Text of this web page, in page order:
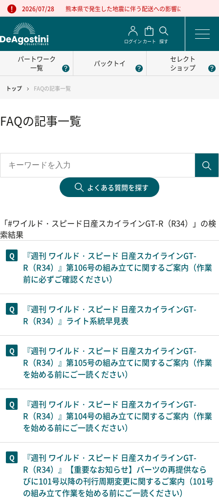
2026/07/28 熊本県で発生した地震に伴う配送への影響について
ログイン カート 探す
パートワーク
一覧
パックトイ
セレクト
ショップ
トップ FAQの記事一覧
FAQの記事一覧
よくある質問を探す
「#ワイルド・スピード日産スカイラインGT-R（R34）」の検
索結果
『週刊 ワイルド・スピード 日産スカイラインGT-
R（R34）』第106号の組み立てに関するご案内（作業
前に必ずご確認ください）
『週刊 ワイルド・スピード 日産スカイラインGT-
R（R34）』ライト系統早見表
『週刊 ワイルド・スピード 日産スカイラインGT-
R（R34）』第105号の組み立てに関するご案内（作業
を始める前にご一読ください）
『週刊 ワイルド・スピード 日産スカイラインGT-
R（R34）』第104号の組み立てに関するご案内（作業
を始める前にご一読ください）
『週刊 ワイルド・スピード 日産スカイラインGT-
R（R34）』【重要なお知らせ】パーツの再提供なら
びに101号以降の刊行周期変更に関するご案内（101号
の組み立て作業を始める前にご一読ください）